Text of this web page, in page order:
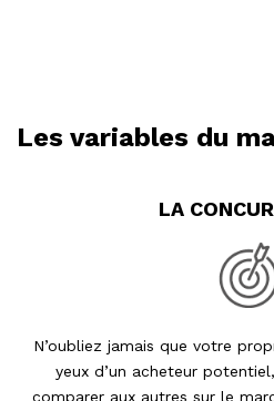
Les variables du
LA
N’oubliez jamais que votre
yeux d’un acheteur
comparer aux autres sur le